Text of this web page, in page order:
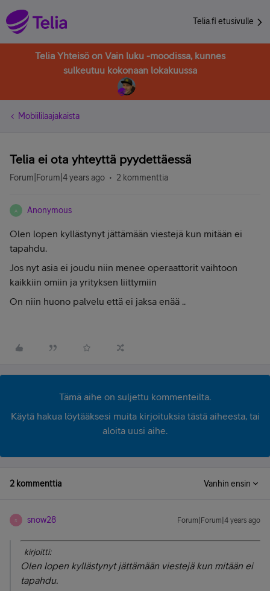
Telia.fi etusivulle
Telia Yhteisö on Vain luku -moodissa, kunnes
sulkeutuu kokonaan lokakuussa
Mobiililaajakaista
Telia ei ota yhteyttä pyydettäessä
Forum|Forum|4 years ago 2 kommenttia
A Anonymous
Olen lopen kyllästynyt jättämään viestejä kun mitään ei
tapahdu.
Jos nyt asia ei joudu niin menee operaattorit vaihtoon
kaikkiin omiin ja yrityksen liittymiin
On niin huono palvelu että ei jaksa enää ..
Tämä aihe on suljettu kommenteilta.
Käytä hakua löytääksesi muita kirjoituksia tästä aiheesta, tai
aloita uusi aihe.
2 kommenttia Vanhin ensin
S snow28 Forum|Forum|4 years ago
kirjoitti:
Olen lopen kyllästynyt jättämään viestejä kun mitään ei
tapahdu.